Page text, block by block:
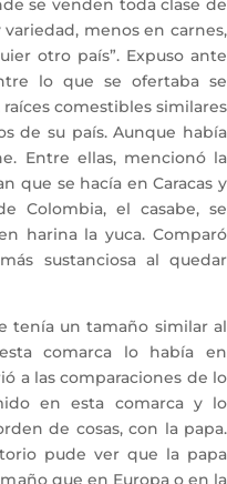
menos en carnes,
otro país”. Expuso ante
lo que se ofertaba se
comestibles similares
de su país. Aunque había
Entre ellas, mencionó la
que se hacía en Caracas y
Colombia, el casabe, se
harina la yuca. Comparó
sustanciosa al quedar
un tamaño similar al
comarca lo había en
a las comparaciones de lo
en esta comarca y lo
de cosas, con la papa.
pude ver que la papa
que en Europa o en la